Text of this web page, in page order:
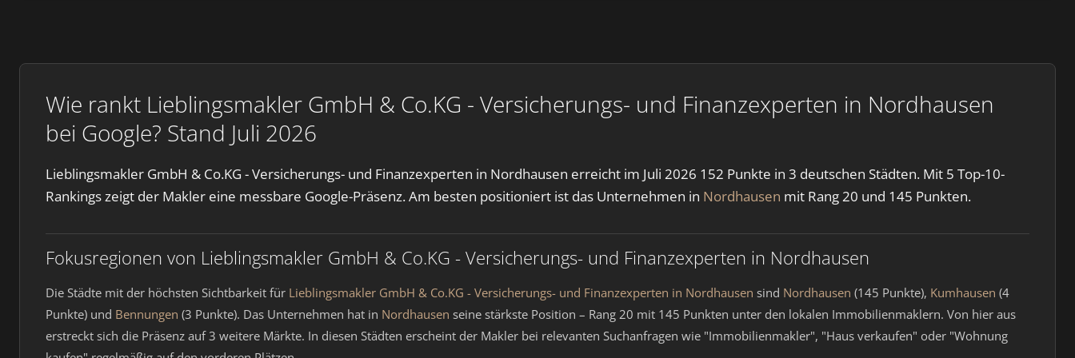
Wie rankt Lieblingsmakler GmbH & Co.KG - Versicherungs- und Finanzexperten in Nordhausen
bei Google? Stand Juli 2026
Lieblingsmakler GmbH & Co.KG - Versicherungs- und Finanzexperten in Nordhausen erreicht im Juli 2026 152 Punkte in 3 deutschen Städten. Mit 5 Top-10-
Rankings zeigt der Makler eine messbare Google-Präsenz. Am besten positioniert ist das Unternehmen in Nordhausen mit Rang 20 und 145 Punkten.
Fokusregionen von Lieblingsmakler GmbH & Co.KG - Versicherungs- und Finanzexperten in Nordhausen
Die Städte mit der höchsten Sichtbarkeit für Lieblingsmakler GmbH & Co.KG - Versicherungs- und Finanzexperten in Nordhausen sind Nordhausen (145 Punkte), Kumhausen (4
Punkte) und Bennungen (3 Punkte). Das Unternehmen hat in Nordhausen seine stärkste Position – Rang 20 mit 145 Punkten unter den lokalen Immobilienmaklern. Von hier aus
erstreckt sich die Präsenz auf 3 weitere Märkte. In diesen Städten erscheint der Makler bei relevanten Suchanfragen wie "Immobilienmakler", "Haus verkaufen" oder "Wohnung